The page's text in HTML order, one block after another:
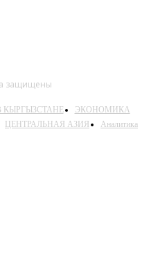
защищены
КЫРГЫЗСТАНЕ
ЭКОНОМИКА
ЦЕНТРАЛЬНАЯ АЗИЯ Аналитика